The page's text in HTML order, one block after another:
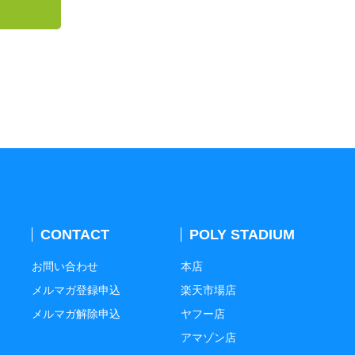
CONTACT
お問い合わせ
メルマガ登録申込
メルマガ解除申込
POLY STADIUM
本店
楽天市場店
ヤフー店
アマゾン店